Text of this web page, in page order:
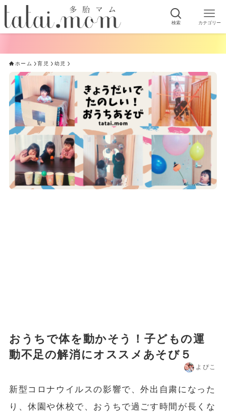
検索 カテゴリー
ホーム 育児 幼児
おうちで体を動かそう！子どもの運
動不足の解消にオススメあそび５
よぴこ
新型コロナウイルスの影響で、外出自粛になった
り、休園や休校で、おうちで過ごす時間が長くな